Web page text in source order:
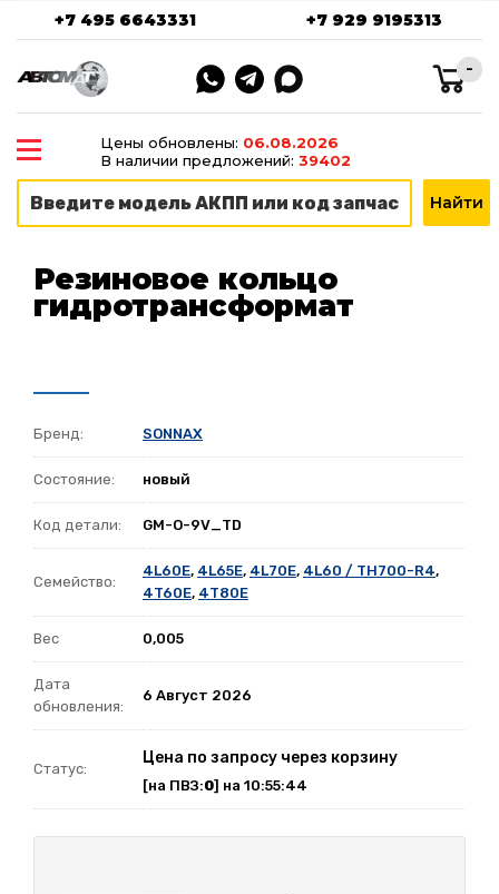
+7 495 6643331 +7 929 9195313
-
Цены обновлены: 06.08.2026
В наличии предложений: 39402
Резиновое кольцо
гидротрансформат
Бренд: SONNAX
Состояние: новый
Код детали: GM-O-9V_TD
Семейство:
4L60E, 4L65E, 4L70E, 4L60 / TH700-R4,
4T60E, 4T80E
Вес 0,005
Дата
обновления:
6 Август 2026
Статус:
Цена по запросу через корзину
[на ПВЗ:0] на 10:55:44